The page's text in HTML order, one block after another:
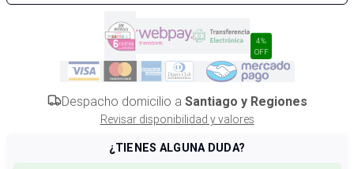
4%
OFF
Despacho domicilio a Santiago y Regiones
Revisar disponibilidad y valores
¿TIENES ALGUNA DUDA?